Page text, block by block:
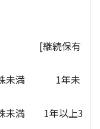
[継続保有
未満 1年未
未満 1年以上3